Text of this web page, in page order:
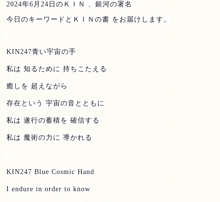
2024年6 月24 日のＫＩＮ 、銀河の署名
今日のキーワードとＫＩＮの書 をお届けします。
KIN247青い宇宙の手
私は 知るために 持ちこたえる
癒しを 超えながら
存在という 宇宙の音とともに
私は 遂行の蓄積を 確信する
私は 魔術の力に 導かれる
KIN247 Blue Cosmic Hand
I endure in order to know